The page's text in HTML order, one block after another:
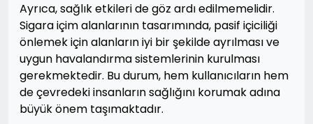
Ayrıca, sağlık etkileri de göz ardı edilmemelidir.
Sigara içim alanlarının tasarımında, pasif içiciliği
önlemek için alanların iyi bir şekilde ayrılması ve
uygun havalandırma sistemlerinin kurulması
gerekmektedir. Bu durum, hem kullanıcıların hem
de çevredeki insanların sağlığını korumak adına
büyük önem taşımaktadır.